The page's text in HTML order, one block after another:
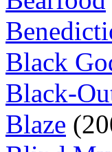
Black
Black-
Blaze